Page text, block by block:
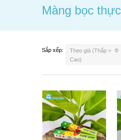
Màng bọc
Sắp xếp:
Theo giá (Thấp >
Cao)